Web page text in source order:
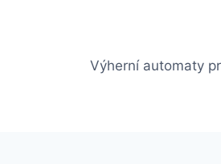
Výherní automaty